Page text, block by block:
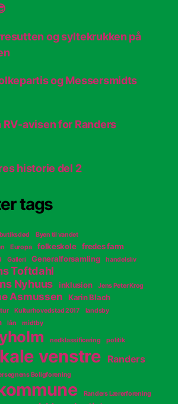
og syltekrukken på
og Messersmidts
RV-avisen for Randers
historie del 2
tags
butiksdød
Byen til vandet
Europa folkeskole fredes farm
Galleri Generalforsamling
handelsliv
Toftdahl
Nyhuus
inklusion Jens Peter Krog
Asmussen Karin Blach
Kulturhovedstad 2017 landsby
lån midtby
nedklassificering politik
venstre Randers
Boligforening
Randers Lærerforening